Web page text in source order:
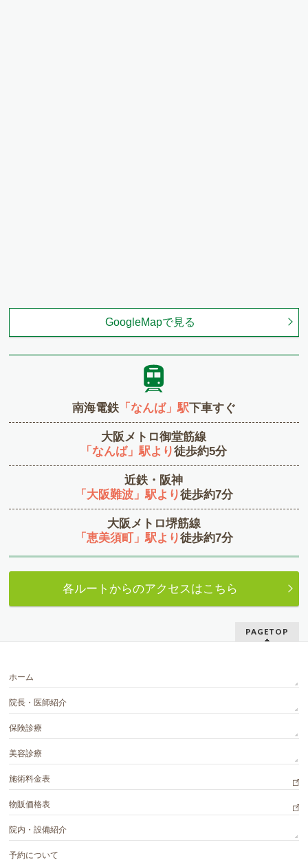
GoogleMapで見る
南海電鉄「なんば」駅下車すぐ
大阪メトロ御堂筋線
「なんば」駅より徒歩約5分
近鉄・阪神
「大阪難波」駅より徒歩約7分
大阪メトロ堺筋線
「恵美須町」駅より徒歩約7分
各ルートからのアクセスはこちら
PAGETOP
ホーム
院長・医師紹介
保険診療
美容診療
施術料金表
物販価格表
院内・設備紹介
予約について